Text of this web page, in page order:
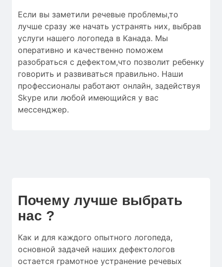
Если вы заметили речевые проблемы,то
лучше сразу же начать устранять них, выбрав
услуги нашего логопеда в Канада. Мы
оперативно и качественно поможем
разобраться с дефектом,что позволит ребенку
говорить и развиваться правильно. Наши
профессионалы работают онлайн, задействуя
Skype или любой имеющийся у вас
мессенджер.
Почему лучше выбрать
нас ?
Как и для каждого опытного логопеда,
основной задачей наших дефектологов
остается грамотное устранение речевых